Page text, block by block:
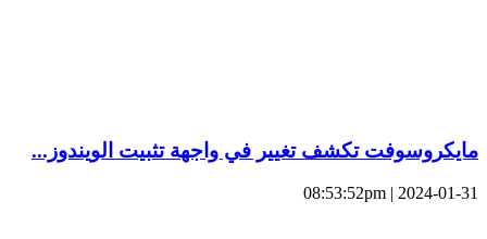
مايكروسوفت تكشف تغيير في واجهة تثبيت الويندوز...
2024-01-31 | 08:53:52pm